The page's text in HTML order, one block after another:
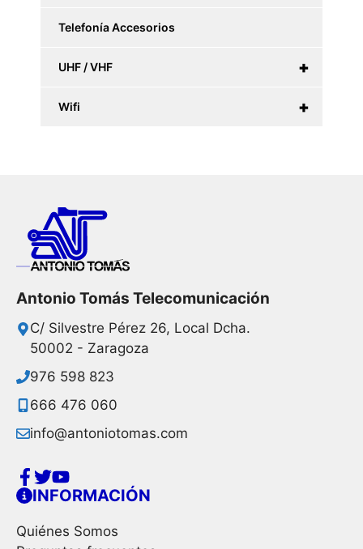
Telefonía Accesorios
+
UHF / VHF
+
Wifi
Antonio Tomás Telecomunicación
C/ Silvestre Pérez 26, Local Dcha.
50002 - Zaragoza
976 598 823
666 476 060
info@antoniotomas.com
INFORMACIÓN
Quiénes Somos